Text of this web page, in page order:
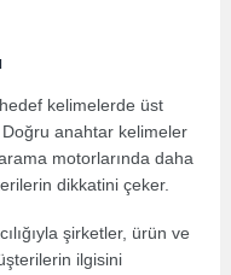
kelimelerde üst
Doğru anahtar kelimeler
motorlarında daha
dikkatini çeker.
şirketler, ürün ve
ilgisini